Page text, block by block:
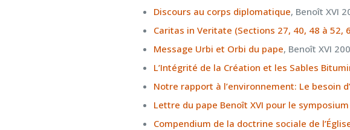
Discours au corps diplomatique, Benoît XVI
Caritas in Veritate (Sections 27, 40, 48 à 52,
Message Urbi et Orbi du pape, Benoît XVI
L’Intégrité de la Création et les Sables
Notre rapport à l’environnement: Le besoin
Lettre du pape Benoît XVI pour le
Compendium de la doctrine sociale de